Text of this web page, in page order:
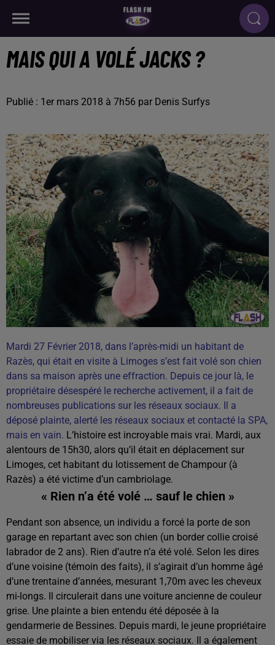
MAIS QUI A VOLÉ JACKS ?
Publié : 1er mars 2018 à 7h56 par Denis Surfys
Mardi 27 Février 2018, dans l’après-midi un habitant de
Razès, qui était en visite à Limoges s’est fait volé son chien
dans sa maison après une effraction. Depuis ce jour là, le
propriétaire désespéré le recherche activement, il a fait de
nombreuses publications sur les réseaux sociaux. Il a
déposé plainte, alerté les réseaux sociaux et contacté la SPA,
mais en vain. L’histoire est incroyable mais vrai. Mardi, aux
alentours de 15h30, alors qu’il était en déplacement sur
Limoges, cet habitant du lotissement de Champour (à
Razès) a été victime d’un cambriolage.
« Rien n’a été volé … sauf le chien »
Pendant son absence, un individu a forcé la porte de son
garage en repartant avec son chien (un border collie croisé
labrador de 2 ans). Rien d’autre n’a été volé. Selon les dires
d’une voisine (témoin des faits), il s’agirait d’un homme âgé
d’une trentaine d’années, mesurant 1,70m avec les cheveux
mi-longs. Il circulerait dans une voiture ancienne de couleur
grise. Une plainte a bien entendu été déposée à la
gendarmerie de Bessines. Depuis mardi, le jeune propriétaire
essaie de mobiliser via les réseaux sociaux. Il a également